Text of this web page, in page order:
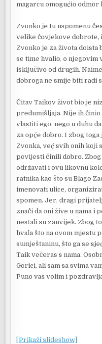
magarcu omogućio odmor
Zvonko je tu uspomenu
velike čovjekove dobrote,
Zvonko je za života doista
se time hvalio, o njegovim
isključivo od drugih.
dobroga ne smije biti radi
Čitav Taikov život bio je
predumišljaja. Nije ih činio
vlastiti ego, nego u duhu
za opće dobro. I zbog
Zvonka, već svih onih koji
povijesti činili dobro. Zbog
održavati i ovu likovnu
ratnika kao što su Blago
imenovati ulice,
spomen. Jer, dragi
znači da oni žive u nama i
nestali su zauvijek. Zbog
hvala što na ovom mjestu
sumještaninu, što ga se
Taik večeras s nama.
Gorici, ali sam sa svima
Puno vas volim i
[Prikaži slideshow]